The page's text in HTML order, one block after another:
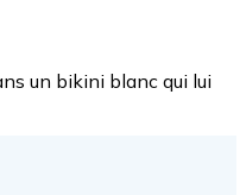
un bikini blanc qui lui